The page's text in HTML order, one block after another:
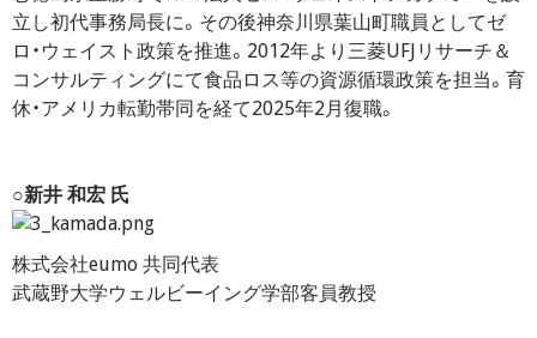
立し初代事務局長に。その後神奈川県葉山町職員としてゼ
ロ・ウェイスト政策を推進。2012年より三菱UFJリサーチ＆
コンサルティングにて食品ロス等の資源循環政策を担当。育
休・アメリカ転勤帯同を経て2025年2月復職。
○新井 和宏 氏
株式会社eumo 共同代表
武蔵野大学ウェルビーイング学部客員教授